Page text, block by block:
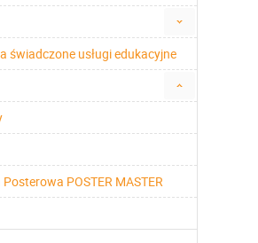
świadczone usługi edukacyjne
POSTER MASTER